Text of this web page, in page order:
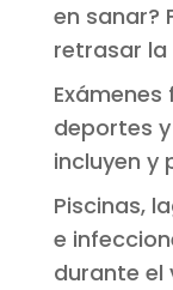
en sanar?
retrasar
deportes
incluyen y
Piscinas,
e
durante el